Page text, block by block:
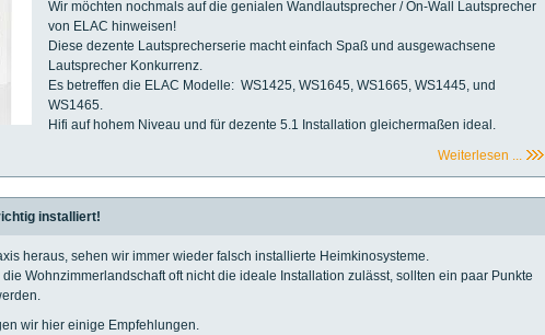
Wir möchten nochmals auf die genialen Wandlautsprecher / On-Wall Lautsprecher
von ELAC hinweisen!
Diese dezente Lautsprecherserie macht einfach Spaß und ausgewachsene
Lautsprecher Konkurrenz.
Es betreffen die ELAC Modelle: WS1425, WS1645, WS1665, WS1445, und
WS1465.
Hifi auf hohem Niveau und für dezente 5.1 Installation gleichermaßen ideal.
Weiterlesen ...
installiert!
heraus, sehen wir immer wieder falsch installierte Heimkinosysteme.
Wohnzimmerlandschaft oft nicht die ideale Installation zulässt, sollten ein paar Punkte
wir hier einige Empfehlungen.